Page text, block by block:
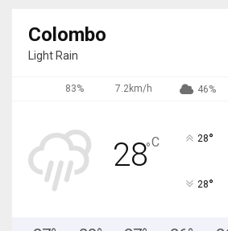
Colombo
Light Rain
83% 7.2km/h 46%
28°C 28°
28°